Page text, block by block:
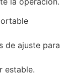
de ajuste
estable.